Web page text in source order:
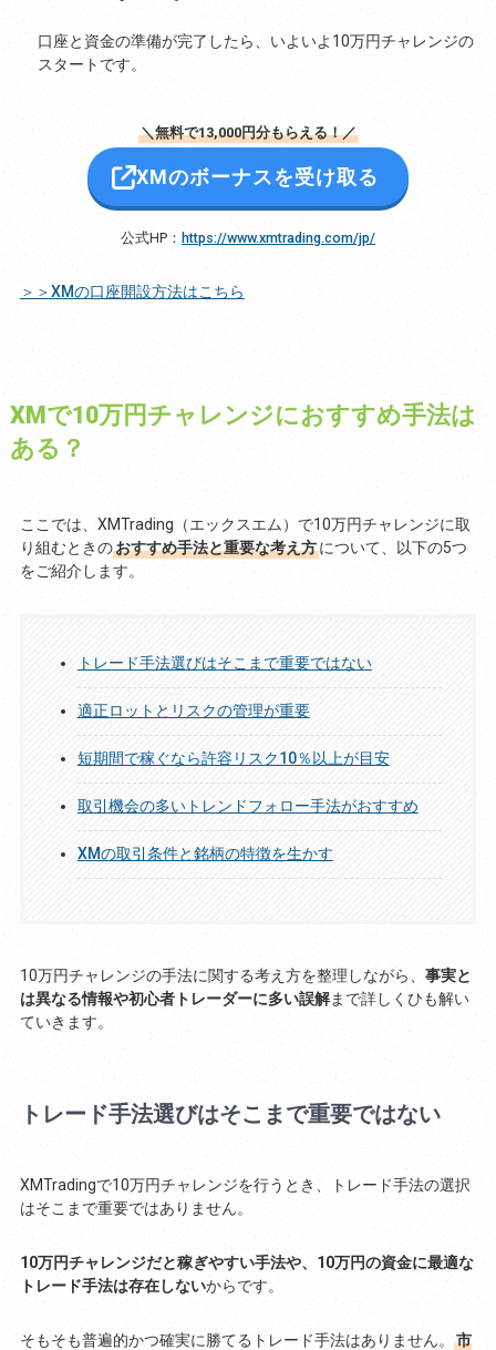
口座と資金の準備が完了したら、いよいよ10万円チャレンジの
スタートです。
＼無料で13,000円分もらえる！／
XMのボーナスを受け取る
公式HP： https://www.xmtrading.com/jp/
＞＞XMの口座開設方法はこちら
XMで10万円チャレンジにおすすめ手法は
ある？
ここでは、XMTrading（エックスエム）で10万円チャレンジに取
り組むときのおすすめ手法と重要な考え方について、以下の5つ
をご紹介します。
トレード手法選びはそこまで重要ではない
適正ロットとリスクの管理が重要
短期間で稼ぐなら許容リスク10％以上が目安
取引機会の多いトレンドフォロー手法がおすすめ
XMの取引条件と銘柄の特徴を生かす
10万円チャレンジの手法に関する考え方を整理しながら、 事実と
は異なる情報や初心者トレーダーに多い誤解まで詳しくひも解い
ていきます。
トレード手法選びはそこまで重要ではない
XMTradingで10万円チャレンジを行うとき、トレード手法の選択
はそこまで重要ではありません。
10万円チャレンジだと稼ぎやすい手法や、10万円の資金に最適な
トレード手法は存在しないからです。
そもそも普遍的かつ確実に勝てるトレード手法はありません。
市